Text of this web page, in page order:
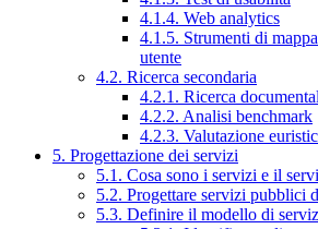
4.1.4. Web analytics
4.1.5. Strumenti di
utente
4.2. Ricerca secondaria
4.2.1. Ricerca
4.2.2. Analisi benchmark
4.2.3. Valutazione
5. Progettazione dei servizi
5.1. Cosa sono i servizi e il
5.2. Progettare servizi pubblici
5.3. Definire il modello di